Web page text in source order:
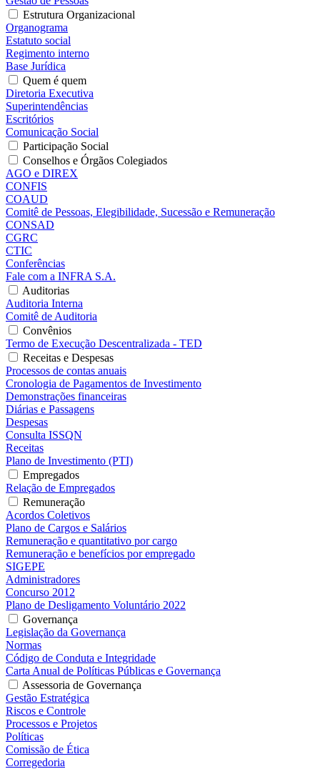
Estrutura Organizacional
Organograma
Estatuto social
Regimento interno
Base Jurídica
Quem é quem
Diretoria Executiva
Superintendências
Escritórios
Comunicação Social
Participação Social
Conselhos e Órgãos Colegiados
AGO e DIREX
CONFIS
COAUD
Comitê de Pessoas, Elegibilidade, Sucessão e Remuneração
CONSAD
CGRC
CTIC
Conferências
Fale com a INFRA S.A.
Auditorias
Auditoria Interna
Comitê de Auditoria
Convênios
Termo de Execução Descentralizada - TED
Receitas e Despesas
Processos de contas anuais
Cronologia de Pagamentos de Investimento
Demonstrações financeiras
Diárias e Passagens
Despesas
Consulta ISSQN
Receitas
Plano de Investimento (PTI)
Empregados
Relação de Empregados
Remuneração
Acordos Coletivos
Plano de Cargos e Salários
Remuneração e quantitativo por cargo
Remuneração e benefícios por empregado
SIGEPE
Administradores
Concurso 2012
Plano de Desligamento Voluntário 2022
Governança
Legislação da Governança
Normas
Código de Conduta e Integridade
Carta Anual de Políticas Públicas e Governança
Assessoria de Governança
Gestão Estratégica
Riscos e Controle
Processos e Projetos
Políticas
Comissão de Ética
Corregedoria